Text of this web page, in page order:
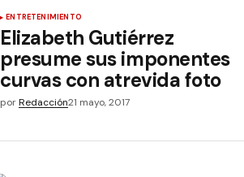
ENTRETENIMIENTO
Elizabeth Gutiérrez
presume sus imponentes
curvas con atrevida foto
por Redacción21 mayo, 2017